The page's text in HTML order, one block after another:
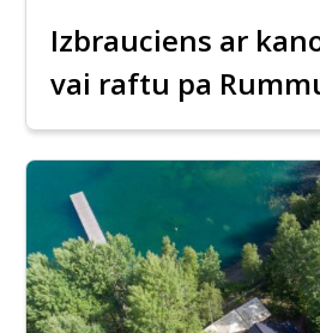
Izbrauciens ar
vai raftu pa